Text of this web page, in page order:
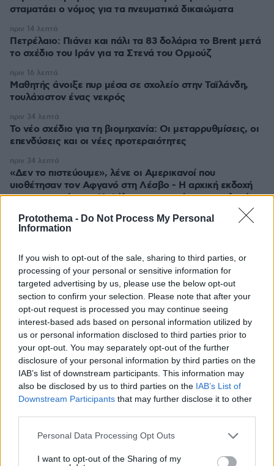
Protothema - Do Not Process My Personal
Information
If you wish to opt-out of the sale, sharing to third parties, or
processing of your personal or sensitive information for
targeted advertising by us, please use the below opt-out
section to confirm your selection. Please note that after your
opt-out request is processed you may continue seeing
interest-based ads based on personal information utilized by
us or personal information disclosed to third parties prior to
your opt-out. You may separately opt-out of the further
disclosure of your personal information by third parties on the
IAB’s list of downstream participants. This information may
also be disclosed by us to third parties on the IAB’s List of
Downstream Participants that may further disclose it to other
Please note that this website/app uses one or more Google
not limited to your visit or usage behaviour. You may click to
Personal Data Processing Opt Outs
I want to opt-out of the Sharing of my
σταματάει ο νόμος για τα πνευματικά δικαιώματα
Πετρέλαιο: Πιάνει και πάλι τα 83 δολάρια το Brent μετά
το σχέδιο του Ιράν για τα Στενά του Ορμούζ
πριν 14 λεπτά
Μαθητής άνοιξε πυρ μέσα σε σχολείο στην Ταϊλάνδη,
τουλάχιστον ένας νεκρός
πριν 16 λεπτά
Το νέο σχέδιο για τη βιομηχανία: Οι μεταρρυθμίσεις, οι
επενδύσεις και οι νέες προτεραιότητες
πριν 34 λεπτά
«Δεν το πιστεύουμε», λένε οι Αμερικανοί που
υιοθέτησαν τον Αφγανό στη Λέσβο - Η αρχική εκδοχή
για το φονικό στην Κυψέλη και η σιωπή στην απολογία
πριν 34 λεπτά
Οργή στο Περού για το βίντεο της σεξουαλικής
σιγά θα το ξεπεράσεις» της έλεγαν από τη μπάντα της
πριν 37 λεπτά
Η Μαρία Μενούνος φόρεσε μπικίνι με τα χρώματα της
ελληνικής σημαίας και έκανε απολογισμό του
καλοκαιριού της στην Ελλάδα: Ένα ταξίδι που δεν θα
ξεχάσω ποτέ
πριν μία ώρα
Προφυλακίστηκαν ο δήμαρχος Στυλίδας και δύο ακόμη
κατηγορούμενοι για την πυρκαγιά στη Βοιωτία
πριν μία ώρα
Σουπιές: Το θαλασσινό της νηστείας σε 20 χορταστικές
πριν μία ώρα